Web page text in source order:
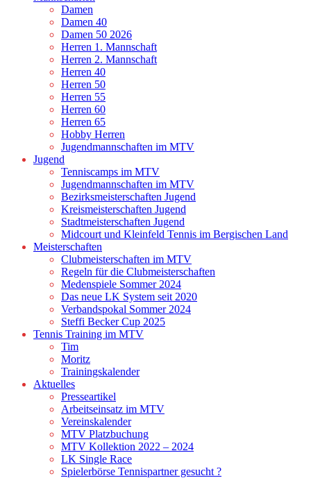
Damen
Damen 40
Damen 50 2026
Herren 1. Mannschaft
Herren 2. Mannschaft
Herren 40
Herren 50
Herren 55
Herren 60
Herren 65
Hobby Herren
Jugendmannschaften im MTV
Jugend
Tenniscamps im MTV
Jugendmannschaften im MTV
Bezirksmeisterschaften Jugend
Kreismeisterschaften Jugend
Stadtmeisterschaften Jugend
Midcourt und Kleinfeld Tennis im Bergischen Land
Meisterschaften
Clubmeisterschaften im MTV
Regeln für die Clubmeisterschaften
Medenspiele Sommer 2024
Das neue LK System seit 2020
Verbandspokal Sommer 2024
Steffi Becker Cup 2025
Tennis Training im MTV
Tim
Moritz
Trainingskalender
Aktuelles
Presseartikel
Arbeitseinsatz im MTV
Vereinskalender
MTV Platzbuchung
MTV Kollektion 2022 – 2024
LK Single Race
Spielerbörse Tennispartner gesucht ?